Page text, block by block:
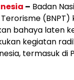
– Badan
(BNPT)
bahaya laten
kegiatan
termasuk di